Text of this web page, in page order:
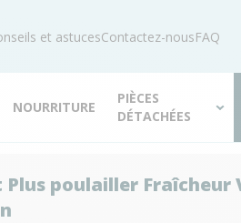
et astucesContactez-nousFAQ
NOURRITURE
PIÈCES
DÉTACHÉES
poulailler Fraîcheur